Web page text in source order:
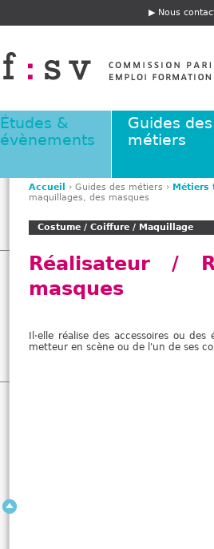
E
t
ê
e
Nous
Études &
évènements
Guides des
métiers
V
o
u
s
ê
t
i
c
Accueil › Guides des métiers › Métiers
maquillages, des masques
Costume / Coiffure / Maquillage
Réalisateur /
masques
Il·elle réalise des accessoires ou
metteur en scène ou de l'un de ses